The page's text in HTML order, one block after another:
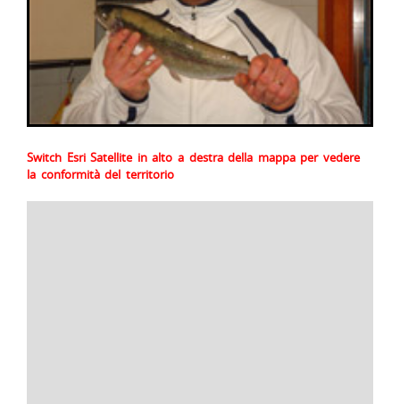
Switch Esri Satellite in alto a destra della mappa per vedere
la conformità del territorio